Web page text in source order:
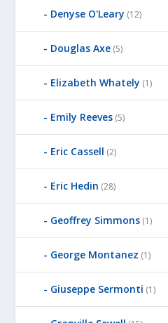
Denyse O'Leary (12)
Douglas Axe (5)
Elizabeth Whately (1)
Emily Reeves (5)
Eric Cassell (2)
Eric Hedin (28)
Geoffrey Simmons (1)
George Montanez (1)
Giuseppe Sermonti (1)